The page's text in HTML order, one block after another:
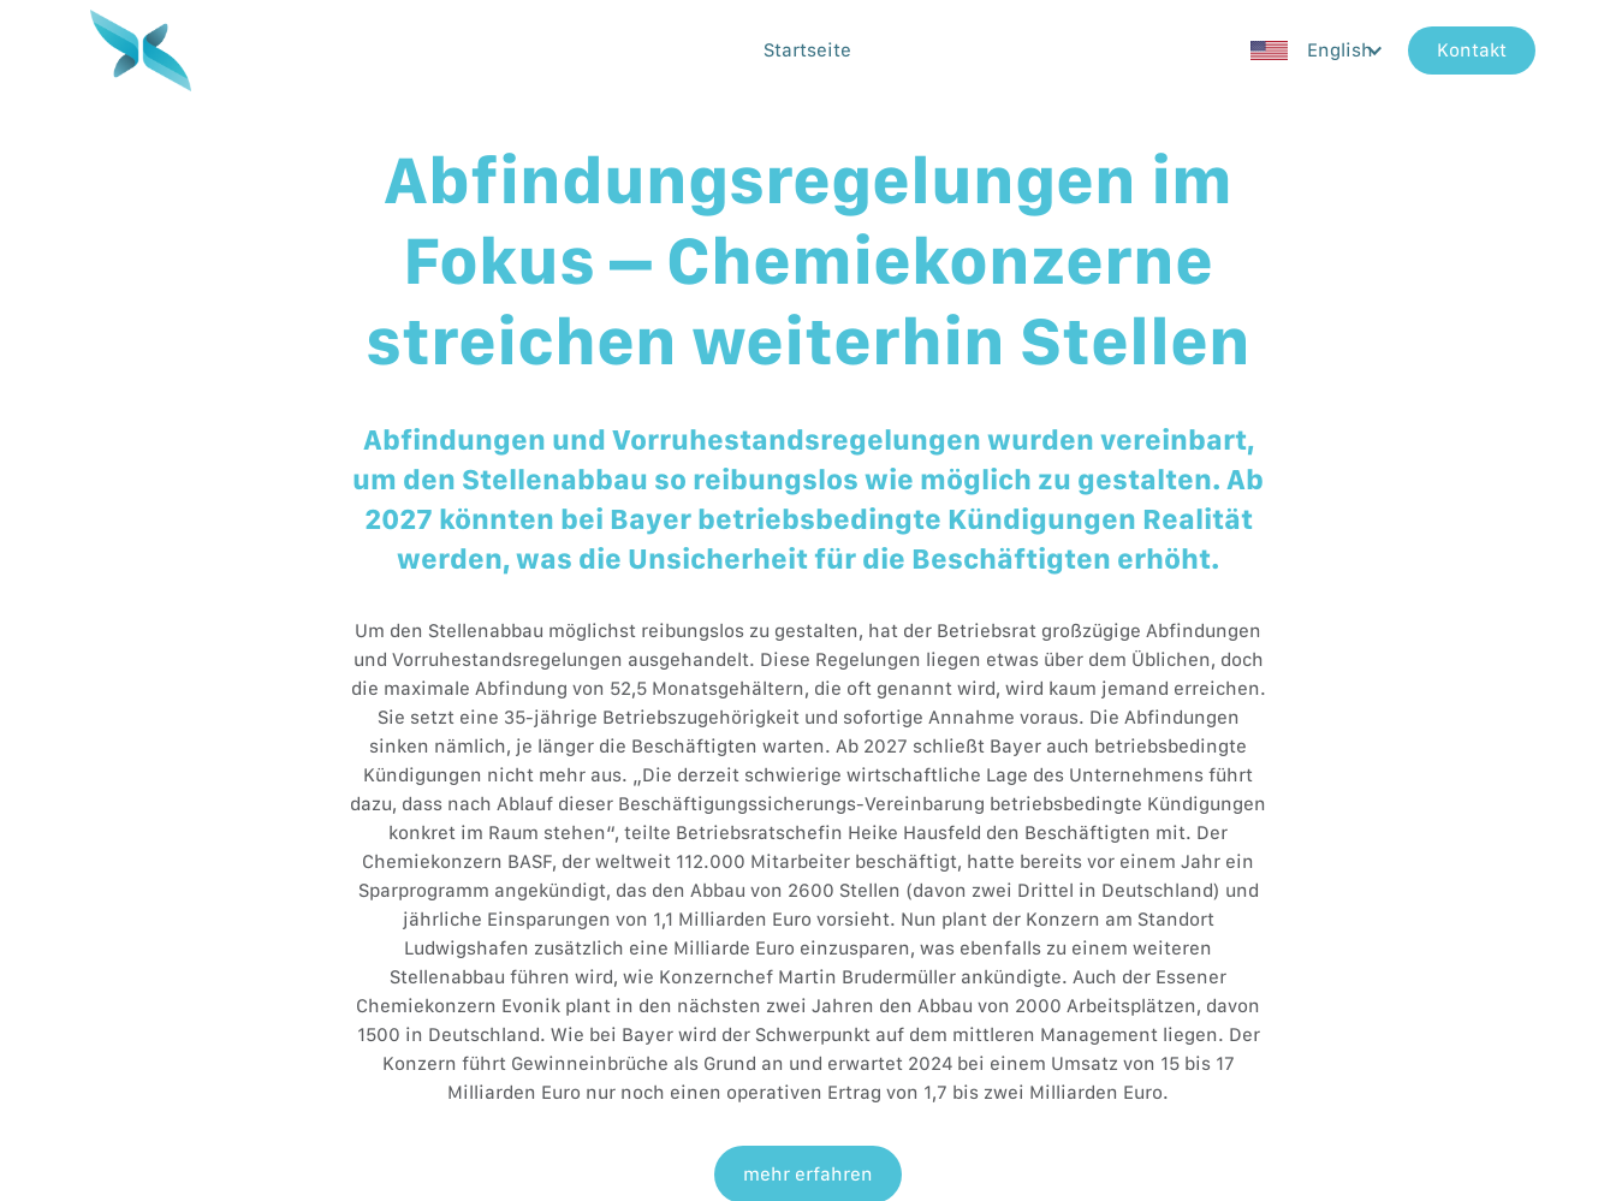
Startseite English Kontakt
Abfindungsregelungen im
Fokus – Chemiekonzerne
streichen weiterhin Stellen
Abfindungen und Vorruhestandsregelungen wurden vereinbart,
um den Stellenabbau so reibungslos wie möglich zu gestalten. Ab
2027 könnten bei Bayer betriebsbedingte Kündigungen Realität
werden, was die Unsicherheit für die Beschäftigten erhöht.
Um den Stellenabbau möglichst reibungslos zu gestalten, hat der Betriebsrat großzügige Abfindungen
und Vorruhestandsregelungen ausgehandelt. Diese Regelungen liegen etwas über dem Üblichen, doch
die maximale Abfindung von 52,5 Monatsgehältern, die oft genannt wird, wird kaum jemand erreichen.
Sie setzt eine 35-jährige Betriebszugehörigkeit und sofortige Annahme voraus. Die Abfindungen
sinken nämlich, je länger die Beschäftigten warten. Ab 2027 schließt Bayer auch betriebsbedingte
Kündigungen nicht mehr aus. „Die derzeit schwierige wirtschaftliche Lage des Unternehmens führt
dazu, dass nach Ablauf dieser Beschäftigungssicherungs-Vereinbarung betriebsbedingte Kündigungen
konkret im Raum stehen“, teilte Betriebsratschefin Heike Hausfeld den Beschäftigten mit. Der
Chemiekonzern BASF, der weltweit 112.000 Mitarbeiter beschäftigt, hatte bereits vor einem Jahr ein
Sparprogramm angekündigt, das den Abbau von 2600 Stellen (davon zwei Drittel in Deutschland) und
jährliche Einsparungen von 1,1 Milliarden Euro vorsieht. Nun plant der Konzern am Standort
Ludwigshafen zusätzlich eine Milliarde Euro einzusparen, was ebenfalls zu einem weiteren
Stellenabbau führen wird, wie Konzernchef Martin Brudermüller ankündigte. Auch der Essener
Chemiekonzern Evonik plant in den nächsten zwei Jahren den Abbau von 2000 Arbeitsplätzen, davon
1500 in Deutschland. Wie bei Bayer wird der Schwerpunkt auf dem mittleren Management liegen. Der
Konzern führt Gewinneinbrüche als Grund an und erwartet 2024 bei einem Umsatz von 15 bis 17
Milliarden Euro nur noch einen operativen Ertrag von 1,7 bis zwei Milliarden Euro.
mehr erfahren